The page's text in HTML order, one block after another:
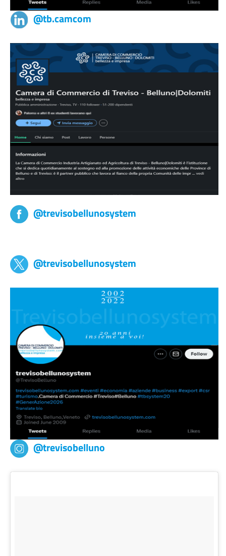
@tb.camcom
@trevisobellunosystem
@trevisobellunosystem
@trevisobelluno